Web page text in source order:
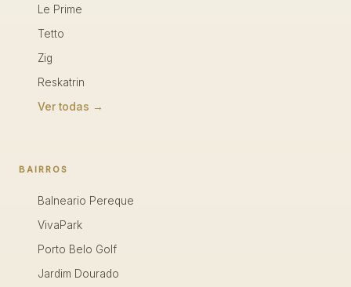
Le Prime
Tetto
Zig
Reskatrin
Ver todas →
BAIRROS
Balneario Pereque
VivaPark
Porto Belo Golf
Jardim Dourado